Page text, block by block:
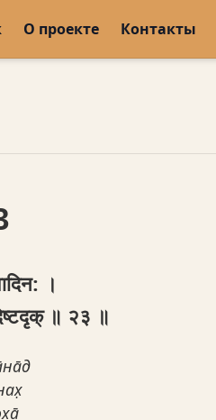
О проекте Контакты
।
॥ २३ ॥